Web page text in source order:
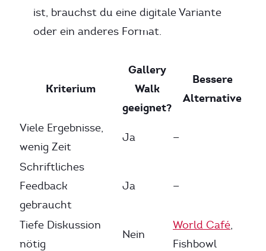
ist, brauchst du eine digitale Variante
oder ein anderes Format.
Kriterium
Gallery
Walk
geeignet?
Bessere
Alternative
Viele Ergebnisse,
wenig Zeit
Ja —
Schriftliches
Feedback
gebraucht
Ja —
Tiefe Diskussion
nötig
Nein
World Café,
Fishbowl